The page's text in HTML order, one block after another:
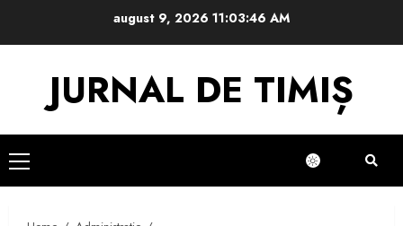
august 9, 202611:03:47 AM
JURNAL DE TIMIȘ
Primary
Menu